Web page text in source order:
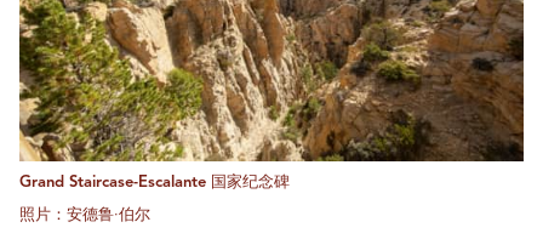
Grand Staircase-Escalante 国家纪念碑
照片：安德鲁·伯尔